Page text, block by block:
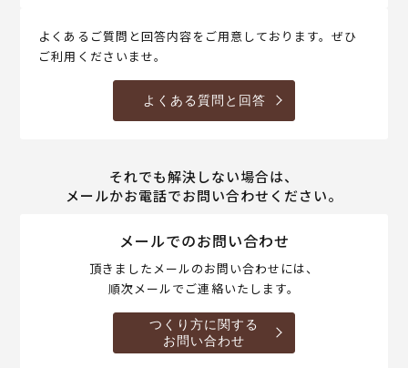
よくあるご質問と回答内容をご用意しております。ぜひ
ご利用くださいませ。
よくある質問と回答
それでも解決しない場合は、
メールかお電話でお問い合わせください。
メールでのお問い合わせ
頂きましたメールのお問い合わせには、
順次メールでご連絡いたします。
つくり方に関する
お問い合わせ